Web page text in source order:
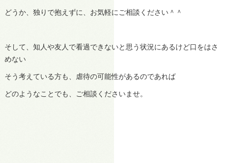
どうか、独りで抱えずに、お気軽にご相談ください＾＾
そして、知人や友人で看過できないと思う状況にあるけど口をはさ
めない
そう考えている方も、虐待の可能性があるのであれば
どのようなことでも、ご相談くださいませ。